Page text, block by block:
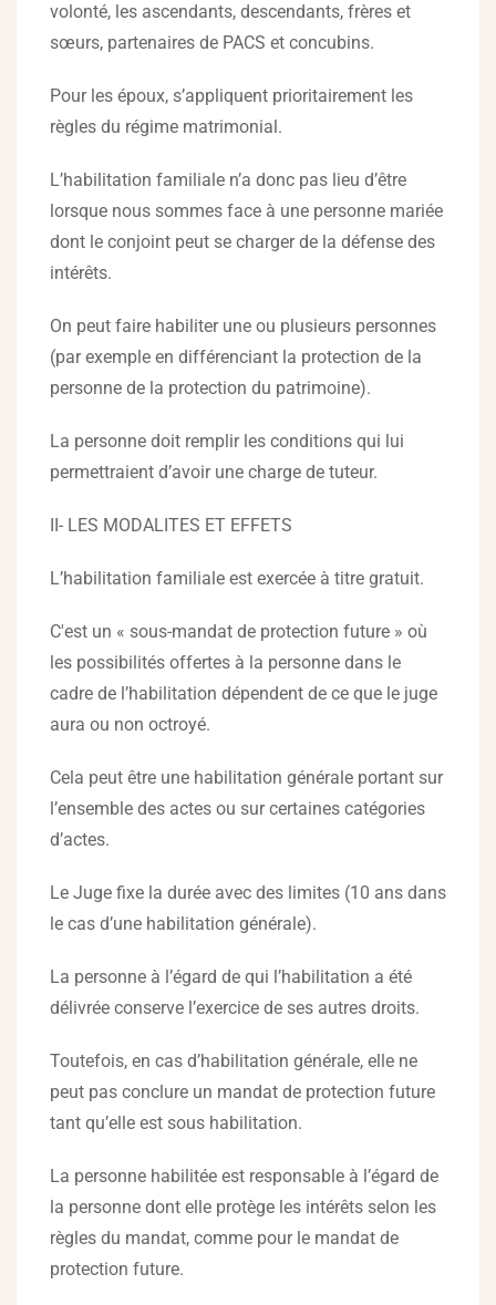
volonté, les ascendants, descendants, frères et
sœurs, partenaires de PACS et concubins.
Pour les époux, s’appliquent prioritairement les
règles du régime matrimonial.
L’habilitation familiale n’a donc pas lieu d’être
lorsque nous sommes face à une personne mariée
dont le conjoint peut se charger de la défense des
intérêts.
On peut faire habiliter une ou plusieurs personnes
(par exemple en différenciant la protection de la
personne de la protection du patrimoine).
La personne doit remplir les conditions qui lui
permettraient d’avoir une charge de tuteur.
II- LES MODALITES ET EFFETS
L’habilitation familiale est exercée à titre gratuit.
C'est un « sous-mandat de protection future » où
les possibilités offertes à la personne dans le
cadre de l’habilitation dépendent de ce que le juge
aura ou non octroyé.
Cela peut être une habilitation générale portant sur
l’ensemble des actes ou sur certaines catégories
d’actes.
Le Juge fixe la durée avec des limites (10 ans dans
le cas d’une habilitation générale).
La personne à l’égard de qui l’habilitation a été
délivrée conserve l’exercice de ses autres droits.
Toutefois, en cas d’habilitation générale, elle ne
peut pas conclure un mandat de protection future
tant qu’elle est sous habilitation.
La personne habilitée est responsable à l’égard de
la personne dont elle protège les intérêts selon les
règles du mandat, comme pour le mandat de
protection future.